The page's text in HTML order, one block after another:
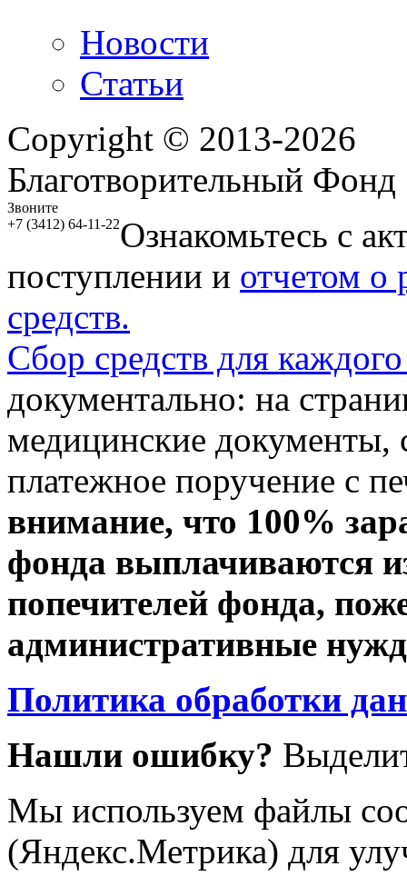
Новости
Статьи
Copyright © 2013-2026
Благотворительный
Звоните
+7 (3412) 64-11-22Ознакомьтесь с
поступлении и отчетом о
средств.
Сбор средств для
документально: на
медицинские документы,
платежное поручение с
внимание, что 100%
фонда выплачиваются
попечителей фонда,
административные
Политика обработки
Нашли ошибку?
Мы используем файлы
(Яндекс.Метрика) для